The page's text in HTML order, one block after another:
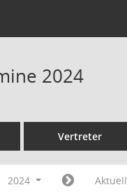
2024
Vertreter
2024 Aktuell